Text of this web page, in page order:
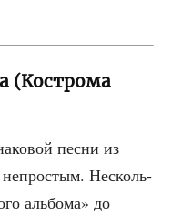
(Кострома
пес­ни из
непро­стым. Несколь­
аль­бо­ма» до